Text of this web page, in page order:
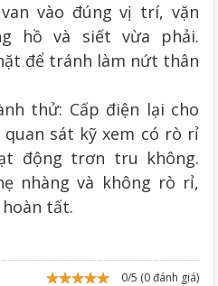
vào đúng vị trí, vặn
hồ và siết vừa phải.
để tránh làm nứt thân
thử: Cấp điện lại cho
quan sát kỹ xem có rò rỉ
động trơn tru không.
nhàng và không rò rỉ,
tất.
0/5 (0 đánh giá)